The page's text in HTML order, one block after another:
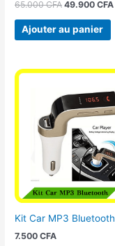
65.000CFA 49.900CFA
Ajouter au panier
Kit Car MP3 Bluetooth
7.500CFA